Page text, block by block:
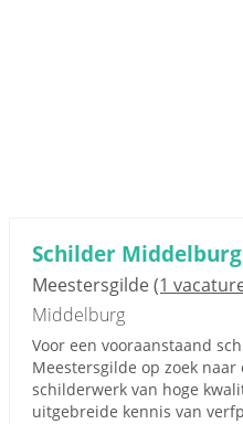
Schilder Middelburg
Meestersgilde(1
Middelburg
Voor een vooraanstaand
Meestersgilde op zoek
schilderwerk van hoge
uitgebreide kennis van